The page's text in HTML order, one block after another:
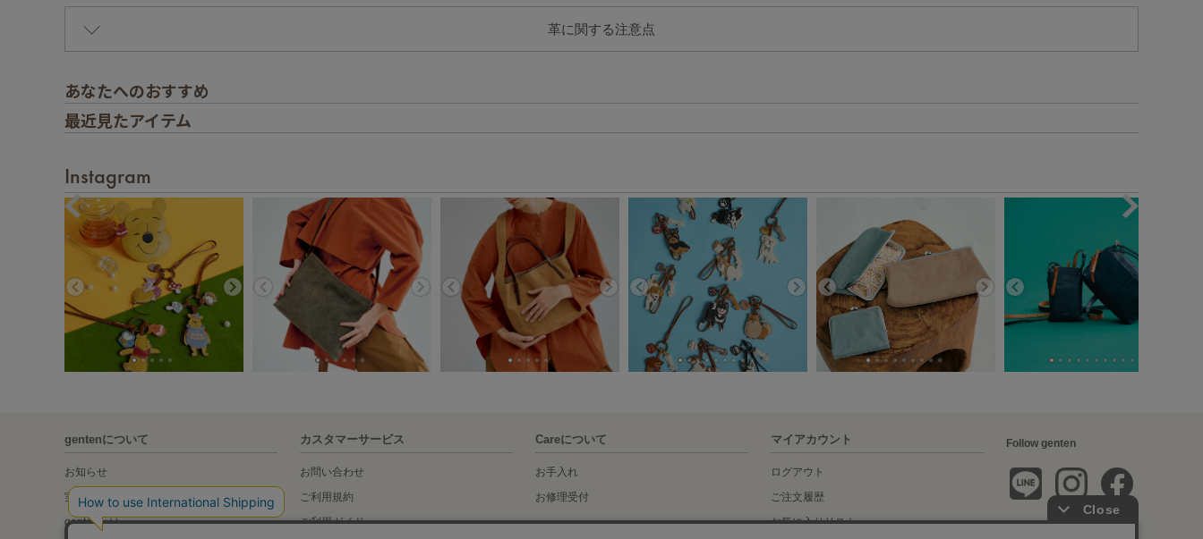
革に関する注意点
あなたへのおすすめ
最近見たアイテム
Instagram
gentenについて
お知らせ
実店舗の紹介
gentenとは
カスタマーサービス
お問い合わせ
ご利用規約
ご利用ガイド
Careについて
お手入れ
お修理受付
マイアカウント
ログアウト
ご注文履歴
お気に入りリスト
Follow genten